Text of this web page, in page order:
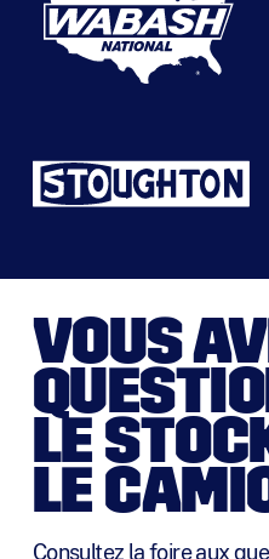
VOUS
LE
LE
Consultez la foire aux